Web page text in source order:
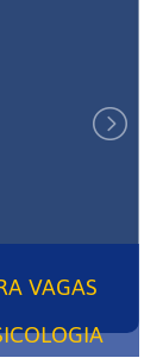
VAGAS